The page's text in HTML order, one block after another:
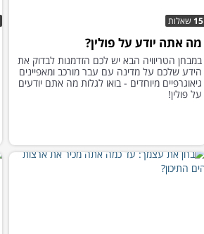
15 שאלות
מה אתה יודע על פולין?
במבחן הטריוויה הבא יש לכם הזדמנות לבדוק את
הידע שלכם על מדינה עם עבר מורכב ומאפיינים
גיאוגרפיים מיוחדים - בואו לגלות מה אתם יודעים
על פולין!